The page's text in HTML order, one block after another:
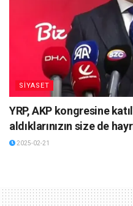
SİYASET
YRP, AKP kongresine
aldıklarınızın size de
2025-02-21